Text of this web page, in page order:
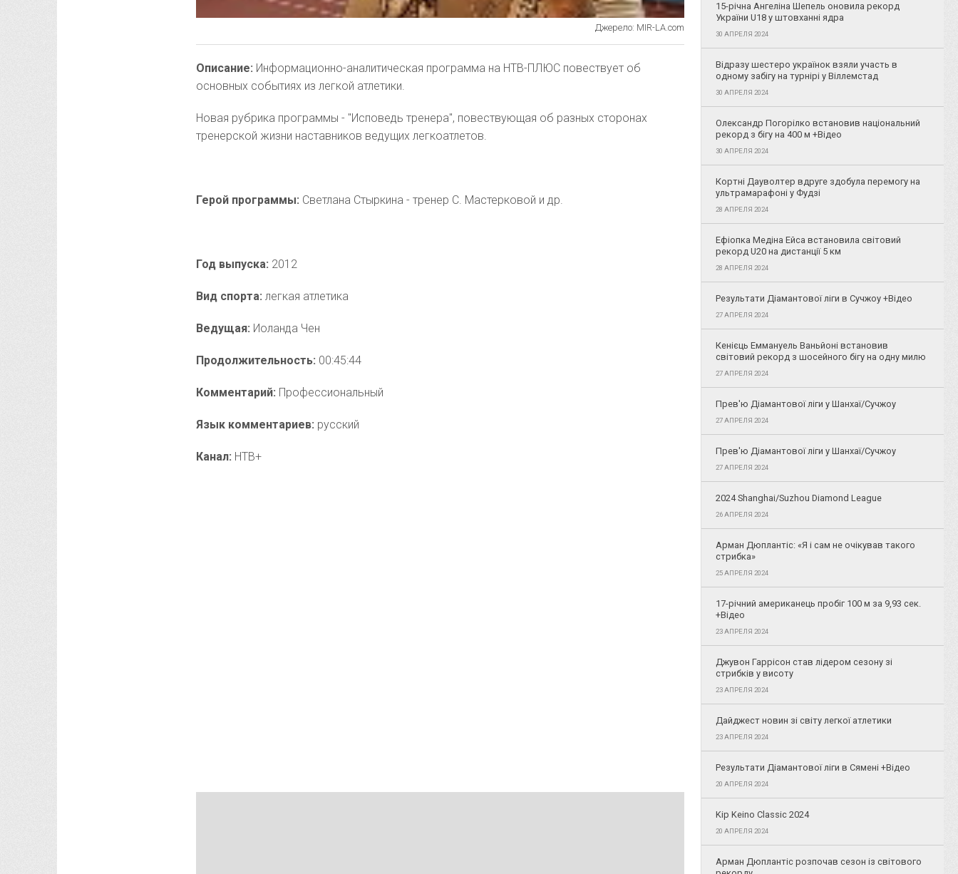
Джерело: MIR-LA.com
Описание: Информационно-аналитическая программа на НТВ-ПЛЮС повествует об
основных событиях из легкой атлетики.
Новая рубрика программы - "Исповедь тренера", повествующая об разных сторонах
тренерской жизни наставников ведущих легкоатлетов.
Герой программы: Светлана Стыркина - тренер С. Мастерковой и др.
Год выпуска: 2012
Вид спорта: легкая атлетика
Ведущая: Иоланда Чен
Продолжительность: 00:45:44
Комментарий: Профессиональный
Язык комментариев: русский
Канал: НТВ+
15-річна Ангеліна Шепель оновила рекорд
України U18 у штовханні ядра
30 АПРЕЛЯ 2024
Відразу шестеро українок взяли участь в
одному забігу на турнірі у Віллемстад
30 АПРЕЛЯ 2024
Олександр Погорілко встановив національний
рекорд з бігу на 400 м +Відео
30 АПРЕЛЯ 2024
Кортні Дауволтер вдруге здобула перемогу на
ультрамарафоні у Фудзі
28 АПРЕЛЯ 2024
Ефіопка Медіна Ейса встановила світовий
рекорд U20 на дистанції 5 км
28 АПРЕЛЯ 2024
Результати Діамантової ліги в Сучжоу +Відео
27 АПРЕЛЯ 2024
Кенієць Еммануель Ваньйоні встановив
світовий рекорд з шосейного бігу на одну милю
27 АПРЕЛЯ 2024
Прев'ю Діамантової ліги у Шанхаї/Сучжоу
27 АПРЕЛЯ 2024
Прев'ю Діамантової ліги у Шанхаї/Сучжоу
27 АПРЕЛЯ 2024
2024 Shanghai/Suzhou Diamond League
26 АПРЕЛЯ 2024
Арман Дюплантіс: «Я і сам не очікував такого
стрибка»
25 АПРЕЛЯ 2024
17-річний американець пробіг 100 м за 9,93 сек.
+Відео
23 АПРЕЛЯ 2024
Джувон Гаррісон став лідером сезону зі
стрибків у висоту
23 АПРЕЛЯ 2024
Дайджест новин зі світу легкої атлетики
23 АПРЕЛЯ 2024
Результати Діамантової ліги в Сямені +Відео
20 АПРЕЛЯ 2024
Kip Keino Classic 2024
20 АПРЕЛЯ 2024
Арман Дюплантіс розпочав сезон із світового